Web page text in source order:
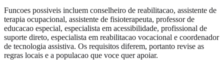
Funcoes possiveis incluem conselheiro de reabilitacao, assistente de
terapia ocupacional, assistente de fisioterapeuta, professor de
educacao especial, especialista em acessibilidade, profissional de
suporte direto, especialista em reabilitacao vocacional e coordenador
de tecnologia assistiva. Os requisitos diferem, portanto revise as
regras locais e a populacao que voce quer apoiar.